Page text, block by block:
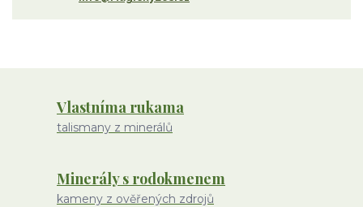
Vlastníma rukama
talismany z minerálů
Minerály s rodokmenem
kameny z ověřených zdrojů